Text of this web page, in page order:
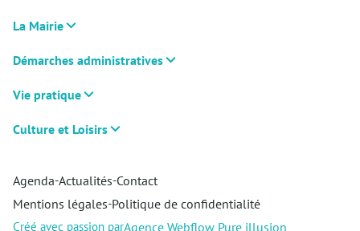
La Mairie
Démarches administratives
Vie pratique
Culture et Loisirs
Agenda-Actualités-Contact
Mentions légales-Politique de confidentialité
Créé avec passion parAgence Webflow Pure illusion